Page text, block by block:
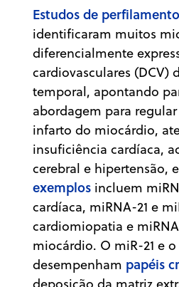
Estudos de perfilamento
identificaram muitos
diferencialmente
cardiovasculares (DCV)
temporal, apontando
abordagem para
infarto do miocárdio,
insuficiência cardíaca,
cerebral e hipertensão,
exemplos incluem
cardíaca, miRNA-21 e
cardiomiopatia e
miocárdio. O miR-21 e
desempenham papéis